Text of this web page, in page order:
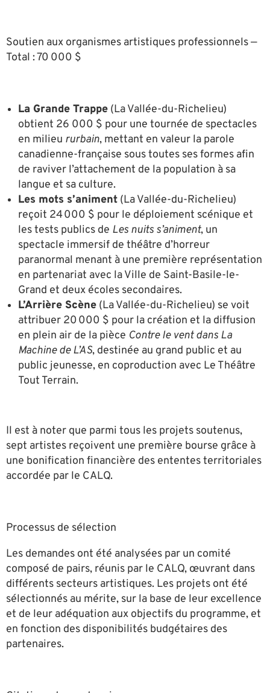
Soutien aux organismes artistiques professionnels —
Total : 70 000 $
La Grande Trappe (La Vallée-du-Richelieu)
obtient 26 000 $ pour une tournée de spectacles
en milieu rurbain, mettant en valeur la parole
canadienne-française sous toutes ses formes afin
de raviver l’attachement de la population à sa
langue et sa culture.
Les mots s’animent (La Vallée-du-Richelieu)
reçoit 24 000 $ pour le déploiement scénique et
les tests publics de Les nuits s’animent, un
spectacle immersif de théâtre d’horreur
paranormal menant à une première représentation
en partenariat avec la Ville de Saint-Basile-le-
Grand et deux écoles secondaires.
L’Arrière Scène (La Vallée-du-Richelieu) se voit
attribuer 20 000 $ pour la création et la diffusion
en plein air de la pièce Contre le vent dans La
Machine de L’AS, destinée au grand public et au
public jeunesse, en coproduction avec Le Théâtre
Tout Terrain.
Il est à noter que parmi tous les projets soutenus,
sept artistes reçoivent une première bourse grâce à
une bonification financière des ententes territoriales
accordée par le CALQ.
Processus de sélection
Les demandes ont été analysées par un comité
composé de pairs, réunis par le CALQ, œuvrant dans
différents secteurs artistiques. Les projets ont été
sélectionnés au mérite, sur la base de leur excellence
et de leur adéquation aux objectifs du programme, et
en fonction des disponibilités budgétaires des
partenaires.